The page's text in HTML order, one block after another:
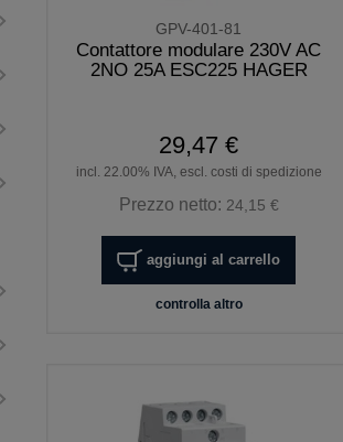
GPV-401-81
Contattore modulare 230V AC
2NO 25A ESC225 HAGER
29,47 €
incl. 22.00% IVA, escl. costi di spedizione
Prezzo netto: 24,15 €
aggiungi al carrello
controlla altro